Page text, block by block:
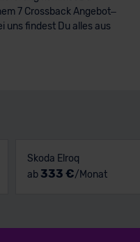
7 Crossback Angebot–
uns findest Du alles aus
Skoda Elroq
ab 333 €/Monat